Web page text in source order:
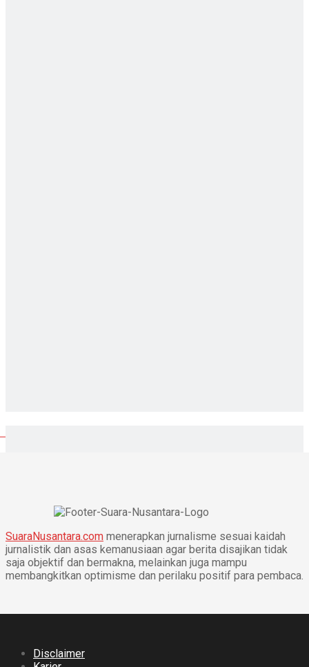
SuaraNusantara.com menerapkan jurnalisme sesuai kaidah
jurnalistik dan asas kemanusiaan agar berita disajikan tidak
saja objektif dan bermakna, melainkan juga mampu
membangkitkan optimisme dan perilaku positif para pembaca.
Disclaimer